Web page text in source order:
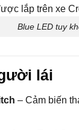
Blue LED tuy
lái
– Cảm biến